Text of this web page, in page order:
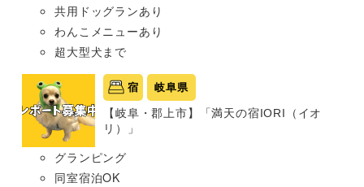
共用ドッグランあり
わんこメニューあり
超大型犬まで
宿 岐阜県
【岐阜・郡上市】「満天の宿IORI（イオ
リ）」
グランピング
同室宿泊OK